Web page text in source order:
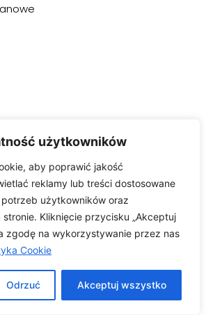
użytkowników
aby poprawić jakość
reklamy lub treści dostosowane
użytkowników oraz
Kliknięcie przycisku „Akceptuj
zgodę na wykorzystywanie przez nas
Cookie
Odrzuć Akceptuj wszystko
widłowych